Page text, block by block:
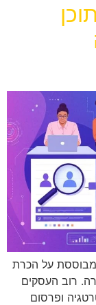
מבוססת על הכרת
רוב העסקים
ופרסום